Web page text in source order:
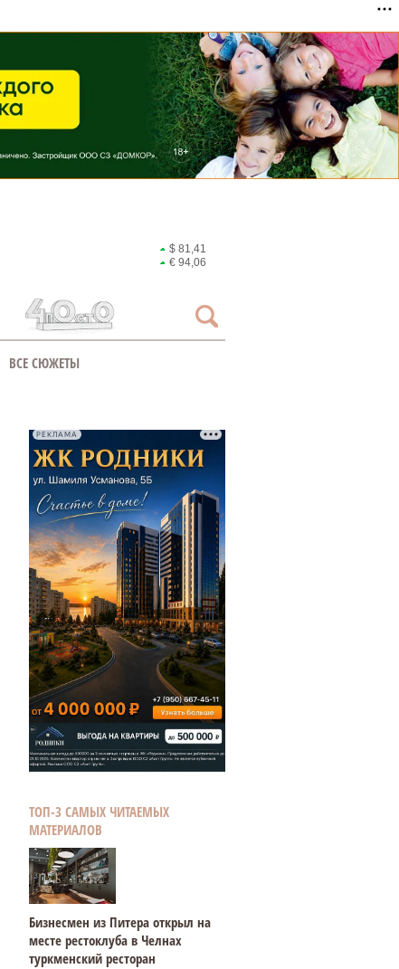
$ 81,41
€ 94,06
ВСЕ СЮЖЕТЫ
РЕКЛАМА
ТОП-3 САМЫХ ЧИТАЕМЫХ
МАТЕРИАЛОВ
Бизнесмен из Питера открыл на
месте рестоклуба в Челнах
туркменский ресторан